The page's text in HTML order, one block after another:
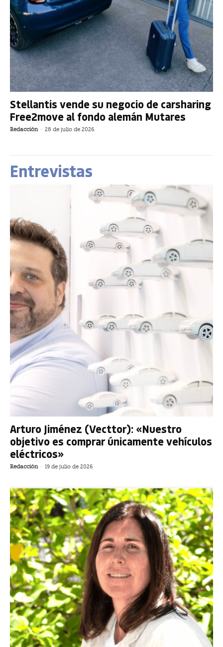
Stellantis vende su negocio de carsharing
Free2move al fondo alemán Mutares
Redacción - 28 de julio de 2026
Entrevistas
Arturo Jiménez (Vecttor): «Nuestro
objetivo es comprar únicamente vehículos
eléctricos»
Redacción - 19 de julio de 2026